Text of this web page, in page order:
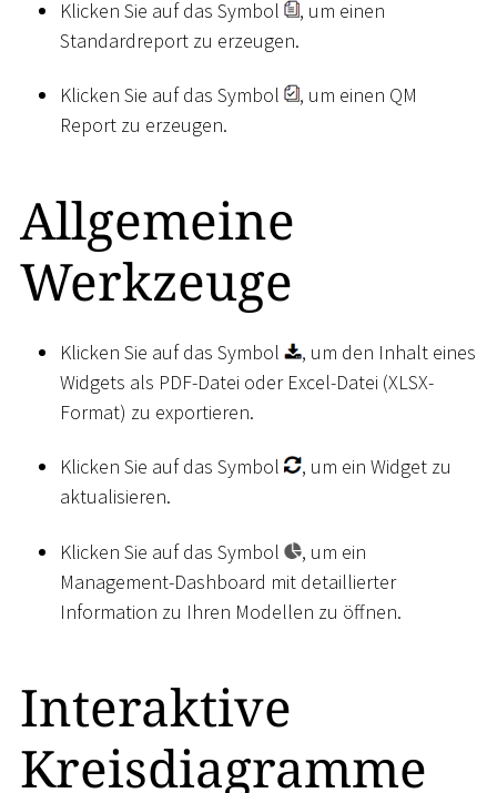
Klicken Sie auf das Symbol
, um einen
Standardreport zu erzeugen.
Klicken Sie auf das Symbol
, um einen QM
Report zu erzeugen.
Allgemeine
Werkzeuge
Klicken Sie auf das Symbol
, um den Inhalt eines
Widgets als PDF-Datei oder Excel-Datei (XLSX-
Format) zu exportieren.
Klicken Sie auf das Symbol
, um ein Widget zu
aktualisieren.
Klicken Sie auf das Symbol
, um ein
Management-Dashboard mit detaillierter
Information zu Ihren Modellen zu öffnen.
Interaktive
Kreisdiagramme